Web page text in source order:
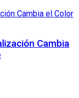
Cambia